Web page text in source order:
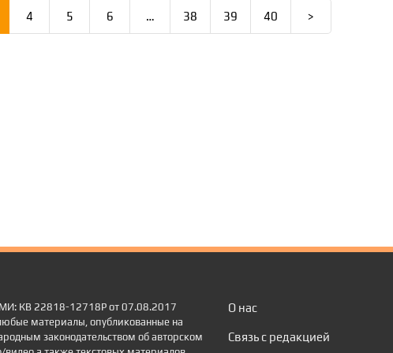
4 5 6 … 38 39 40 >
КВ 22818-12718Р от 07.08.2017
материалы, опубликованные на
законодательством об авторском
О нас
Связь с редакцией